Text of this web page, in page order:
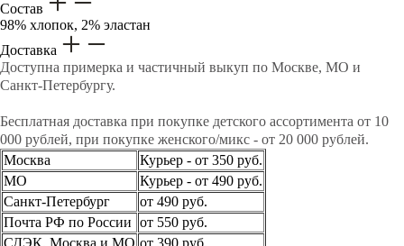
Состав
98% хлопок, 2% эластан
Доставка
Доступна примерка и частичный выкуп по Москве, МО и
Санкт-Петербургу.
Бесплатная доставка при покупке детского ассортимента от 10
000 рублей, при покупке женского/микс - от 20 000 рублей.
Москва
Курьер - от 350 руб.
МО
Курьер - от 490 руб.
Санкт-Петербург
от 490 руб.
Почта РФ по России от 550 руб.
СДЭК. Москва и МО от 390 руб.